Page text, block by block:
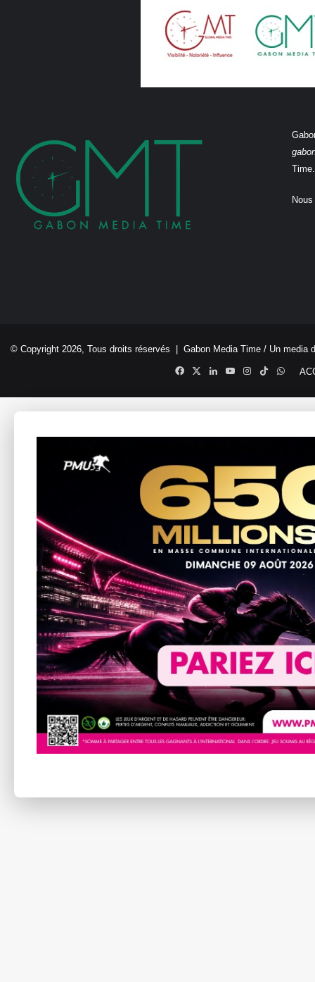
Time.
© Copyright 2026, Tous droits réservés | Gabon Media Time / Un media
Facebook
X LinkedinYouTubeInstagram
TikTok